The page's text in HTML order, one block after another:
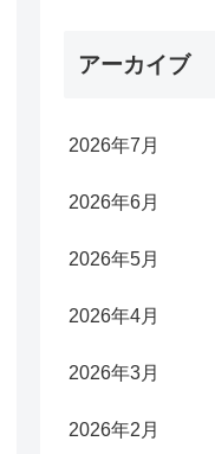
アーカイブ
2026年7月
2026年6月
2026年5月
2026年4月
2026年3月
2026年2月